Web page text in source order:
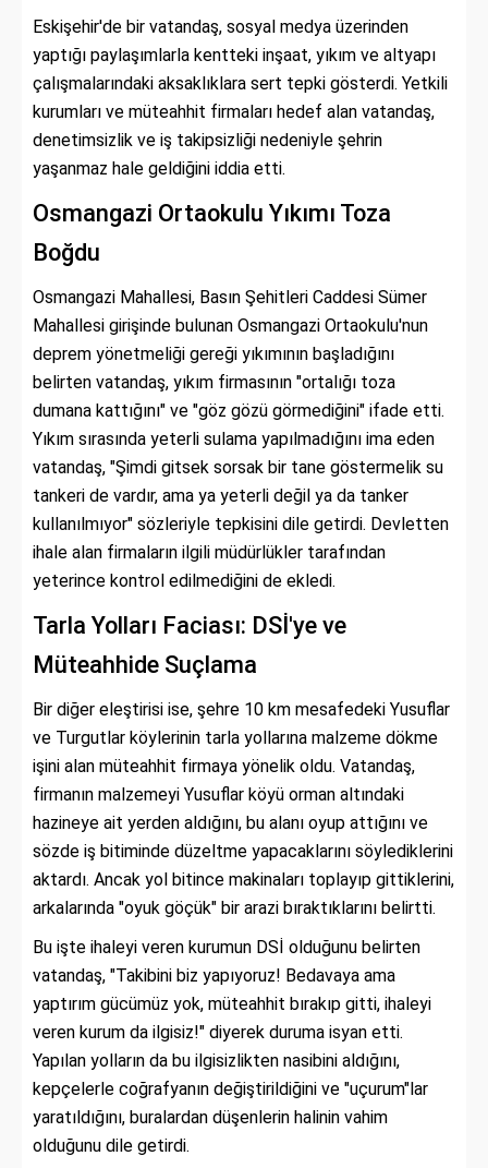
Eskişehir'de bir vatandaş, sosyal medya üzerinden
yaptığı paylaşımlarla kentteki inşaat, yıkım ve altyapı
çalışmalarındaki aksaklıklara sert tepki gösterdi. Yetkili
kurumları ve müteahhit firmaları hedef alan vatandaş,
denetimsizlik ve iş takipsizliği nedeniyle şehrin
yaşanmaz hale geldiğini iddia etti.
Osmangazi Ortaokulu Yıkımı Toza
Boğdu
Osmangazi Mahallesi, Basın Şehitleri Caddesi Sümer
Mahallesi girişinde bulunan Osmangazi Ortaokulu'nun
deprem yönetmeliği gereği yıkımının başladığını
belirten vatandaş, yıkım firmasının "ortalığı toza
dumana kattığını" ve "göz gözü görmediğini" ifade etti.
Yıkım sırasında yeterli sulama yapılmadığını ima eden
vatandaş, "Şimdi gitsek sorsak bir tane göstermelik su
tankeri de vardır, ama ya yeterli değil ya da tanker
kullanılmıyor" sözleriyle tepkisini dile getirdi. Devletten
ihale alan firmaların ilgili müdürlükler tarafından
yeterince kontrol edilmediğini de ekledi.
Tarla Yolları Faciası: DSİ'ye ve
Müteahhide Suçlama
Bir diğer eleştirisi ise, şehre 10 km mesafedeki Yusuflar
ve Turgutlar köylerinin tarla yollarına malzeme dökme
işini alan müteahhit firmaya yönelik oldu. Vatandaş,
firmanın malzemeyi Yusuflar köyü orman altındaki
hazineye ait yerden aldığını, bu alanı oyup attığını ve
sözde iş bitiminde düzeltme yapacaklarını söylediklerini
aktardı. Ancak yol bitince makinaları toplayıp gittiklerini,
arkalarında "oyuk göçük" bir arazi bıraktıklarını belirtti.
Bu işte ihaleyi veren kurumun DSİ olduğunu belirten
vatandaş, "Takibini biz yapıyoruz! Bedavaya ama
yaptırım gücümüz yok, müteahhit bırakıp gitti, ihaleyi
veren kurum da ilgisiz!" diyerek duruma isyan etti.
Yapılan yolların da bu ilgisizlikten nasibini aldığını,
kepçelerle coğrafyanın değiştirildiğini ve "uçurum"lar
yaratıldığını, buralardan düşenlerin halinin vahim
olduğunu dile getirdi.